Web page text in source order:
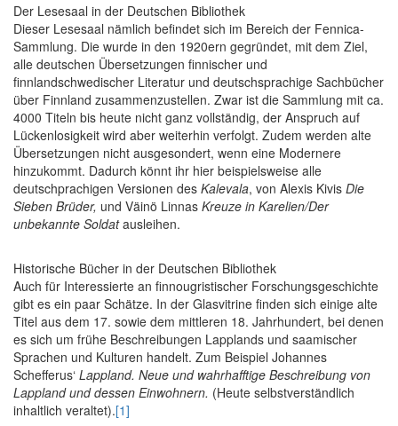
Der Lesesaal in der Deutschen Bibliothek
Dieser Lesesaal nämlich befindet sich im Bereich der Fennica-
Sammlung. Die wurde in den 1920ern gegründet, mit dem Ziel,
alle deutschen Übersetzungen finnischer und
finnlandschwedischer Literatur und deutschsprachige Sachbücher
über Finnland zusammenzustellen. Zwar ist die Sammlung mit ca.
4000 Titeln bis heute nicht ganz vollständig, der Anspruch auf
Lückenlosigkeit wird aber weiterhin verfolgt. Zudem werden alte
Übersetzungen nicht ausgesondert, wenn eine Modernere
hinzukommt. Dadurch könnt ihr hier beispielsweise alle
deutschprachigen Versionen des Kalevala, von Alexis Kivis Die
Sieben Brüder, und Väinö Linnas Kreuze in Karelien/Der
unbekannte Soldatausleihen.
Historische Bücher in der Deutschen Bibliothek
Auch für Interessierte an finnougristischer Forschungsgeschichte
gibt es ein paar Schätze. In der Glasvitrine finden sich einige alte
Titel aus dem 17. sowie dem mittleren 18. Jahrhundert, bei denen
es sich um frühe Beschreibungen Lapplands und saamischer
Sprachen und Kulturen handelt. Zum Beispiel Johannes
Schefferus‘ Lappland. Neue und wahrhafftige Beschreibung von
Lappland und dessen Einwohnern. (Heute selbstverständlich
inhaltlich veraltet).[1]